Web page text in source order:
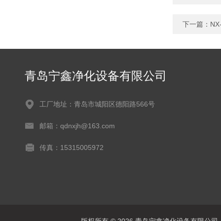
下一篇：
青岛宁鑫净化设备有限公司
工厂地址：青岛市城阳区德阳路566号
邮箱：qdnxjh@163.com
传真：15315005972